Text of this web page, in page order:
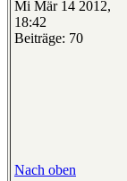
Mi Mär 14 2012,
18:42
Beiträge: 70
Nach oben